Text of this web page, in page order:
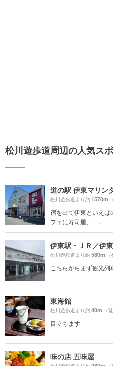
松川遊歩道周辺の人気ス
道の駅 伊東マリン
松川遊歩道より約1570m
宿を出て伊東といえば
フェに寿司屋、一...
伊東駅・ＪＲ／伊
松川遊歩道より約580m
こちらからまず観光
東海館
松川遊歩道より約40m （
目立ちます
味の店 五味屋